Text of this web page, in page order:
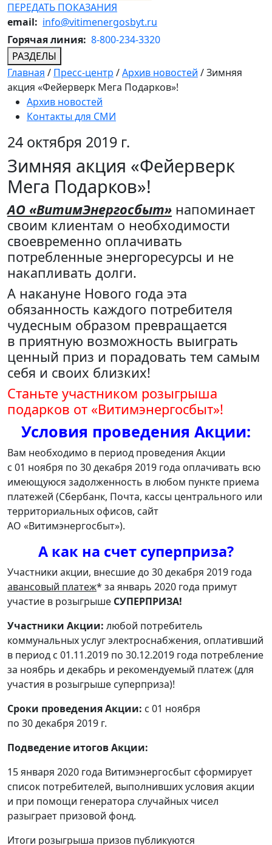
ПЕРЕДАТЬ ПОКАЗАНИЯ
email: info@vitimenergosbyt.ru
Горячая линия: 8-800-234-3320
РАЗДЕЛЫ
Главная / Пресс-центр /Архив новостей /Зимняя
акция «Фейерверк Мега Подарков»!
Архив новостей
Контакты для СМИ
24 октября 2019 г.
Зимняя акция «Фейерверк
Мега Подарков»!
АО «ВитимЭнергосбыт» напоминает
своим клиентам о необходимости
своевременно оплачивать
потребленные энергоресурсы и не
накапливать долги.
А накануне Нового года эта
обязанность каждого потребителя
чудесным образом превращается
в приятную возможность выиграть
ценный приз и порадовать тем самым
себя и своих близких!
Станьте участником розыгрыша
подарков от «Витимэнергосбыт»!
Условия проведения Акции:
Вам необходимо в период проведения Акции
с 01 ноября по 30 декабря 2019 года оплачивать всю
имеющуюся задолженность в любом пункте приема
платежей (Сбербанк, Почта, кассы центрального или
территориальных офисов, сайт
АО «Витимэнергосбыт»).
А как на счет суперприза?
Участники акции, внесшие до 30 декабря 2019 года
авансовый платеж* за январь 2020 года примут
участие в розыгрыше СУПЕРПРИЗА!
Участники Акции: любой потребитель
коммунальных услуг электроснабжения, оплативший
в период с 01.11.2019 по 30.12.2019 года потребление
за ноябрь и декабрь и рекомендуемый платеж (для
участия в розыгрыше суперприза)!
Сроки проведения Акции: с 01 ноября
по 30 декабря 2019 г.
Подведение итогов Акции:
15 января 2020 года Витимэнергосбыт сформирует
список потребителей, выполнивших условия акции
и при помощи генератора случайных чисел
разыграет призовой фонд.
Итоги розыгрыша призов публикуются